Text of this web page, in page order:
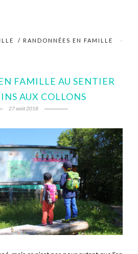
/ RANDONNÉES EN FAMILLE
FAMILLE AU SENTIER
AUX COLLONS
27 août 2018